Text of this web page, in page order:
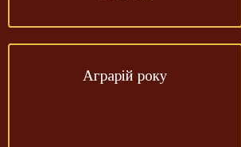
Аграрій року